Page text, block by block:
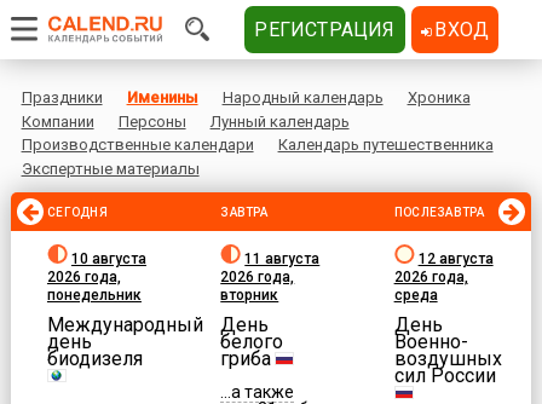
Праздники Именины Народный календарь
Хроника
Компании
Персоны
Лунный календарь
Производственные календари
Календарь путешественника
Экспертные материалы
СЕГОДНЯ
10 августа
2026 года,
понедельник
Международный
день
биодизеля
ЗАВТРА
11 августа
2026 года,
вторник
День
белого
гриба
...а также
ПОСЛЕЗАВТРА
12 августа
2026 года,
среда
День
Военно-
воздушных
сил России
РЕГИСТРАЦИЯ ВХОД